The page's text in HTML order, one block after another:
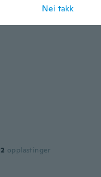
2 opplastinger
Nei takk